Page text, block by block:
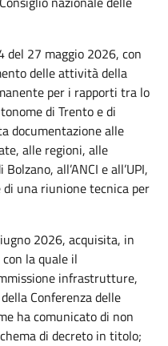
del 27 maggio 2026, con
delle attività della
per i rapporti tra lo
di Trento e di
documentazione alle
alle regioni, alle
all’ANCI e all’UPI,
una riunione tecnica per
2026, acquisita, in
la quale il
infrastrutture,
Conferenza delle
ha comunicato di non
di decreto in titolo;